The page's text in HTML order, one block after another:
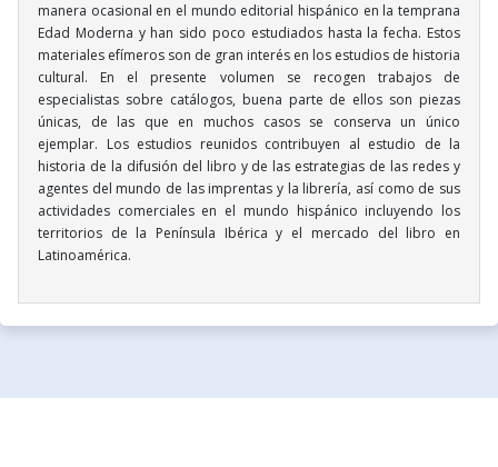
manera ocasional en el mundo editorial hispánico en la temprana
Edad Moderna y han sido poco estudiados hasta la fecha. Estos
materiales efímeros son de gran interés en los estudios de historia
cultural. En el presente volumen se recogen trabajos de
especialistas sobre catálogos, buena parte de ellos son piezas
únicas, de las que en muchos casos se conserva un único
ejemplar. Los estudios reunidos contribuyen al estudio de la
historia de la difusión del libro y de las estrategias de las redes y
agentes del mundo de las imprentas y la librería, así como de sus
actividades comerciales en el mundo hispánico incluyendo los
territorios de la Península Ibérica y el mercado del libro en
Latinoamérica.